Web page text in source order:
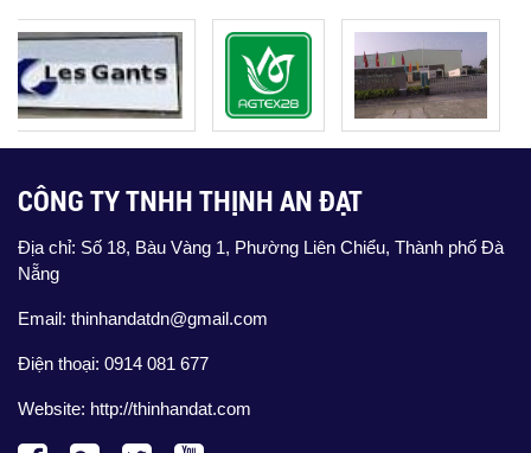
CÔNG TY TNHH THỊNH AN ĐẠT
Địa chỉ: Số 18, Bàu Vàng 1, Phường Liên Chiểu, Thành phố Đà
Nẵng
Email: thinhandatdn@gmail.com
Điện thoại: 0914 081 677
Website: http://thinhandat.com